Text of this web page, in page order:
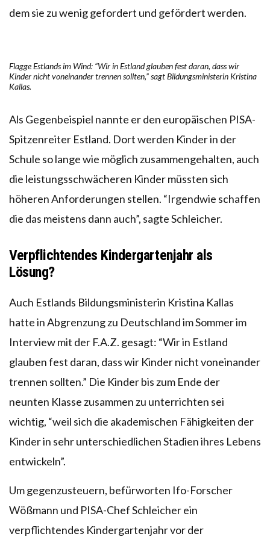
dem sie zu wenig gefordert und gefördert werden.
Flagge Estlands im Wind: “Wir in Estland glauben fest daran, dass wir
Kinder nicht voneinander trennen sollten,” sagt Bildungsministerin Kristina
Kallas.
Als Gegenbeispiel nannte er den europäischen PISA-
Spitzenreiter Estland. Dort werden Kinder in der
Schule so lange wie möglich zusammengehalten, auch
die leistungsschwächeren Kinder müssten sich
höheren Anforderungen stellen. “Irgendwie schaffen
die das meistens dann auch”, sagte Schleicher.
Verpflichtendes Kindergartenjahr als
Lösung?
Auch Estlands Bildungsministerin Kristina Kallas
hatte in Abgrenzung zu Deutschland im Sommer im
Interview mit der F.A.Z. gesagt: “Wir in Estland
glauben fest daran, dass wir Kinder nicht voneinander
trennen sollten.” Die Kinder bis zum Ende der
neunten Klasse zusammen zu unterrichten sei
wichtig, “weil sich die akademischen Fähigkeiten der
Kinder in sehr unterschiedlichen Stadien ihres Lebens
entwickeln”.
Um gegenzusteuern, befürworten Ifo-Forscher
Wößmann und PISA-Chef Schleicher ein
verpflichtendes Kindergartenjahr vor der